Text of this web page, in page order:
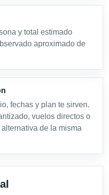
y total estimado
aproximado de
fechas y plan te sirven.
vuelos directos o
de la misma